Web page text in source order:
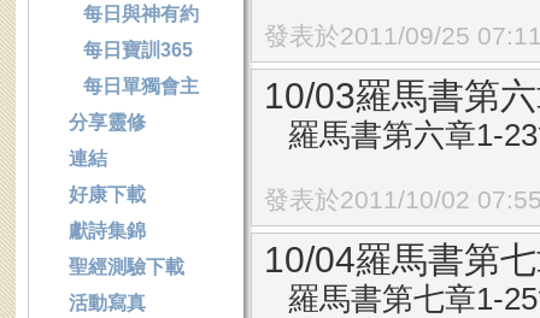
發表於2011/09/25
10/03羅馬書第
羅馬書第六章1-
發表於2011/10/02
10/04羅馬書第
羅馬書第七章1-
每日與神有約
每日寶訓365
每日單獨會主
分享靈修
連結
好康下載
獻詩集錦
聖經測驗下載
活動寫真